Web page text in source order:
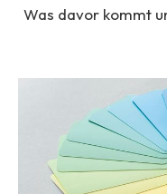
Was davor kommt